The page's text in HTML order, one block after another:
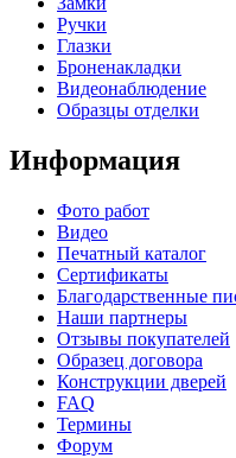
Ручки
Глазки
Броненакладки
Видеонаблюдение
Образцы отделки
Информация
Фото работ
Видео
Печатный каталог
Сертификаты
Благодарственные
Наши партнеры
Отзывы покупателей
Образец договора
Конструкции дверей
FAQ
Термины
Форум